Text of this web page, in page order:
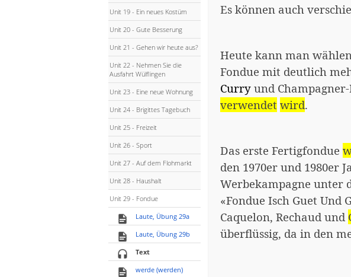
Unit 19 - Ein neues Kostüm
Unit 20 - Gute Besserung
Unit 21 - Gehen wir heute aus?
Unit 22 - Nehmen Sie die
Ausfahrt Wülflingen
Unit 23 - Eine neue Wohnung
Unit 24 - Brigittes Tagebuch
Unit 25 - Freizeit
Unit 26 - Sport
Unit 27 - Auf dem Flohmarkt
Unit 28 - Haushalt
Unit 29 - Fondue
Laute, Übung 29a
Laute, Übung 29b
Text
werde (werden)
Es können auch
Heute kann man wählen
Fondue mit deutlich
Curry und
verwendet wird.
Das erste Fertigfondue
den 1970er und 1980er
Werbekampagne unter
«Fondue Isch Guet Und
Caquelon, Rechaud und
überflüssig, da in den